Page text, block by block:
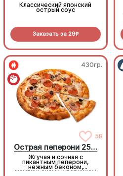
Классический японский
острый соус
Заказать за 29R
430гр.
58
Острая пеперони 25cм
Жгучая и сочная с
пикантным пеперони,
нежным беконом,
шампиньонами и перчиком